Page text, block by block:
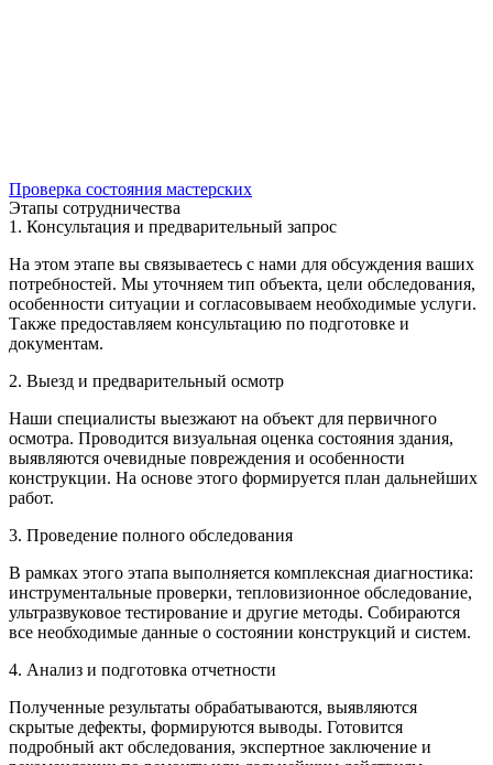
Проверка состояния мастерских
Этапы сотрудничества
1. Консультация и предварительный запрос
На этом этапе вы связываетесь с нами для обсуждения ваших
потребностей. Мы уточняем тип объекта, цели обследования,
особенности ситуации и согласовываем необходимые услуги.
Также предоставляем консультацию по подготовке и
документам.
2. Выезд и предварительный осмотр
Наши специалисты выезжают на объект для первичного
осмотра. Проводится визуальная оценка состояния здания,
выявляются очевидные повреждения и особенности
конструкции. На основе этого формируется план дальнейших
работ.
3. Проведение полного обследования
В рамках этого этапа выполняется комплексная диагностика:
инструментальные проверки, тепловизионное обследование,
ультразвуковое тестирование и другие методы. Собираются
все необходимые данные о состоянии конструкций и систем.
4. Анализ и подготовка отчетности
Полученные результаты обрабатываются, выявляются
скрытые дефекты, формируются выводы. Готовится
подробный акт обследования, экспертное заключение и